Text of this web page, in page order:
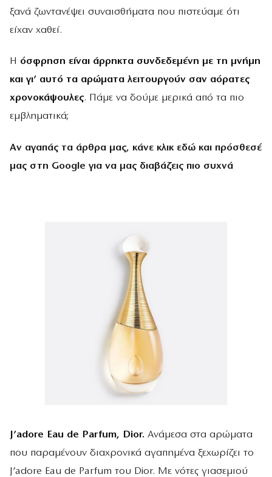
ξανά ζωντανέψει συναισθήματα που πιστεύαμε ότι
είχαν χαθεί.
Η όσφρηση είναι άρρηκτα συνδεδεμένη με τη μνήμη
και γι’ αυτό τα αρώματα λειτουργούν σαν αόρατες
χρονοκάψουλες. Πάμε να δούμε μερικά από τα πιο
εμβληματικά;
Αν αγαπάς τα άρθρα μας, κάνε κλικ εδώ και πρόσθεσέ
μας στη Google για να μας διαβάζεις πιο συχνά
J’adore Eau de Parfum, Dior. Ανάμεσα στα αρώματα
που παραμένουν διαχρονικά αγαπημένα ξεχωρίζει το
J’adore Eau de Parfum του Dior. Με νότες γιασεμιού